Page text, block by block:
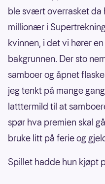
ble svært overrasket da
millionær i
kvinnen, i det vi hører
bakgrunnen. Der sto
samboer og åpnet
jeg tenkt på mange
latttermild til at
spør hva premien skal
bruke litt på ferie og
Spillet hadde hun kjøpt